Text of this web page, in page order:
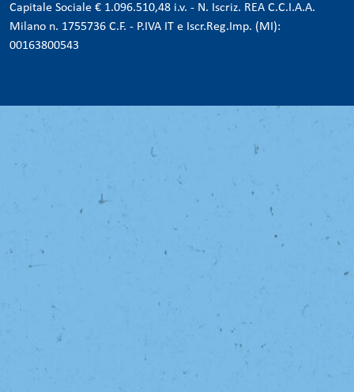
Capitale Sociale € 1.096.510,48 i.v. - N. Iscriz. REA C.C.I.A.A.
Milano n. 1755736 C.F. - P.IVA IT e Iscr.Reg.Imp. (MI):
00163800543